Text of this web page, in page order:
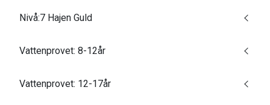
Nivå:7 Hajen Guld
Vattenprovet: 8-12år
Vattenprovet: 12-17år